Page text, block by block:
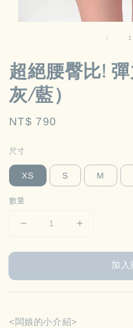
1
超絕腰臀比!
灰/藍）
Regular
NT$ 790
尺寸
XS S M
數量
加入
<闆娘的小介紹>